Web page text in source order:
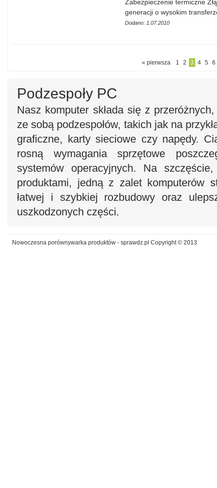
Zabezpieczenie termiczne
generacji o wysokim
Dodano: 1.07.2010
« pierwsza 1 2 3 4 5 6
Podzespoły PC
Nasz komputer składa się z
ze sobą podzespołów, takich jak na
graficzne, karty sieciowe czy napędy.
rosną wymagania sprzętowe
systemów operacyjnych. Na
produktami, jedną z zalet komputerów
łatwej i szybkiej rozbudowy oraz
uszkodzonych części.
Nowoczesna porównywarka produktów - sprawdz.pl Copyright © 2013